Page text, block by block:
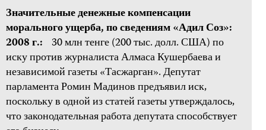
Значительные денежные компенсации
морального ущерба, по сведениям «Адил Соз»:
2008 г.: 30 млн тенге (200 тыс. долл. США) по
иску против журналиста Алмаса Кушербаева и
независимой газеты «Тасжарган». Депутат
парламента Ромин Мадинов предъявил иск,
поскольку в одной из статей газеты утверждалось,
что законодательная работа депутата способствует